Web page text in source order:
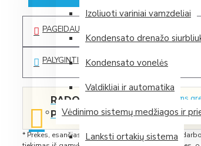
Mini rekuperatorius Zehnder ComfoSpot 50
Plokštelinis entalpinis rekuperatorius
Plokštelinis entalpinis rekuperatorius
Daugiau
Samsung (P. Korėja)
Izoliuoti variniai vamzdeliai
Kondensato drenažo
Kondensato vonelės
Valdikliai ir automatika
Vėdinimo sistemų medžiagos ir
Lanksti ortakių sistema
PAGEIDAUTI
PALYGINTI
RADOTE
PIGIAU?
Spauskite čia, ir mes Jums
pateiksime dar geresnį
* Prekes, esančias sandėlyje, pristatome per 2-5